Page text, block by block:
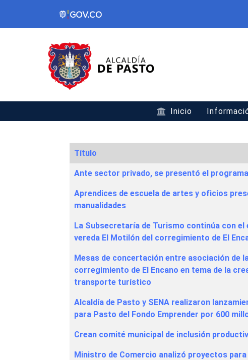
Inicio
Articles
Título
Ante sector privado, se presentó el programa
Aprendices de escuela de artes y oficios
manualidades
La Subsecretaría de Turismo continúa con el
vereda El Motilón del corregimiento de El
Mesas de concertación entre asociación de
corregimiento de El Encano en tema de la
transporte turístico
Alcaldía de Pasto y SENA realizaron
para Pasto del Fondo Emprender por 600
Crean comité municipal de inclusión
Ministro de Comercio analizó proyectos para